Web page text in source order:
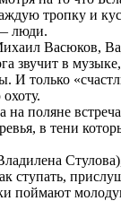
тропку и
— люди.
Васюков,
звучит в
И только
поляне
в тени
ступать,
поймают